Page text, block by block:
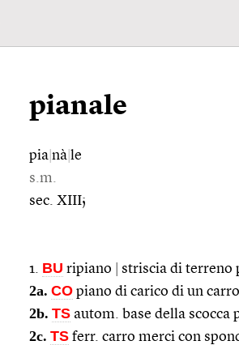
pianale
pia nà le
s.m.
sec. XIII;
1. BU ripiano striscia di terreno
2a. CO piano di carico di un
2b. TS autom. base della scocca
2c. TS ferr. carro merci con